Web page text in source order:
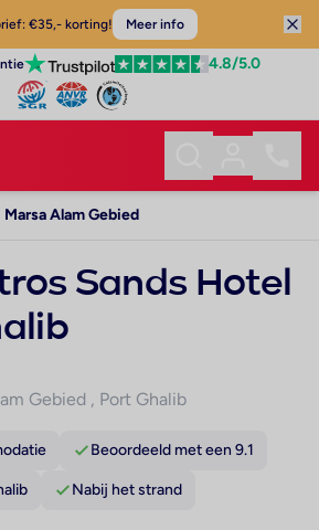
€35,- korting! Meer info
4.8/5.0
Marsa Alam Gebied
Sands Hotel
Gebied , Port Ghalib
Beoordeeld met een 9.1
Nabij het strand